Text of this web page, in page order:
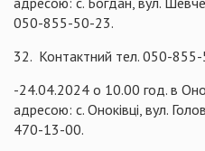
050-855-50-23.
32. Контактний тел. 050-
-24.04.2024 о 10.00 год. в
адресою: с. Оноківці, вул.
470-13-00.